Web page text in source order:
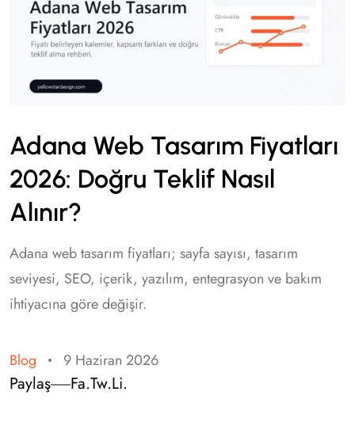
Adana Web Tasarım Fiyatları
2026: Doğru Teklif Nasıl
Alınır?
Adana web tasarım fiyatları; sayfa sayısı, tasarım
seviyesi, SEO, içerik, yazılım, entegrasyon ve bakım
ihtiyacına göre değişir.
Blog 9 Haziran 2026
Paylaş Fa.Tw.Li.